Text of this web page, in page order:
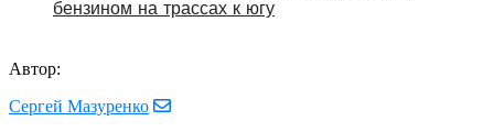
бензином на трассах к югу
Автор:
Сергей Мазуренко